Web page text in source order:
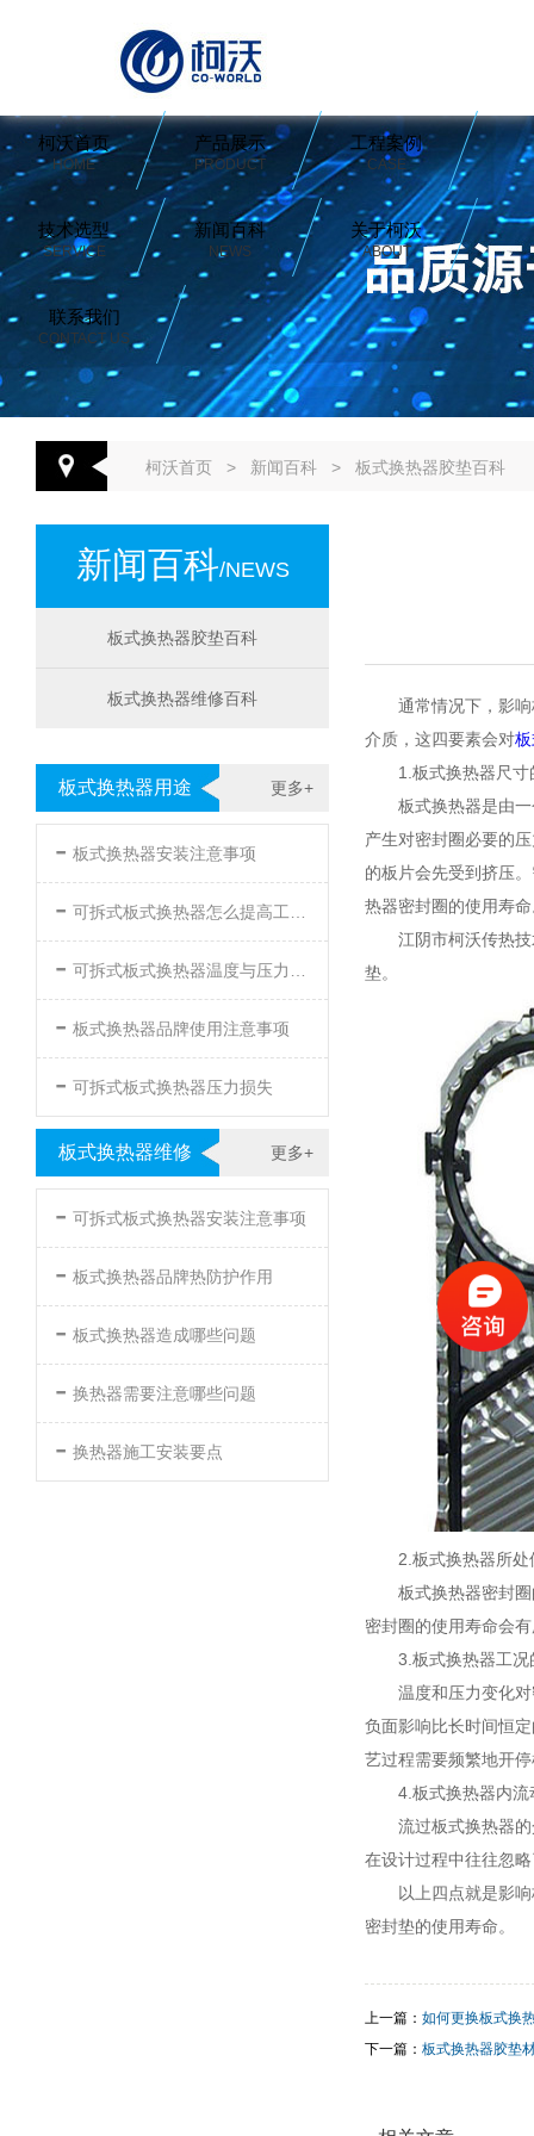
柯沃首页
HOME
产品展示
PRODUCT
工程案例
CASE
技术选型
SERVICE
新闻百科
NEWS
关于柯沃
ABOUT
联系我们
CONTACT US
柯沃首页 > 新闻百科 > 板式换热器胶垫百科
新闻百科/NEWS
板式换热器胶垫百科
板式换热器维修百科
更多+
板式换热器用途
- 板式换热器安装注意事项
- 可拆式板式换热器怎么提高工作效率
- 可拆式板式换热器温度与压力的要求
- 板式换热器品牌使用注意事项
- 可拆式板式换热器压力损失
更多+
板式换热器维修
- 可拆式板式换热器安装注意事项
- 板式换热器品牌热防护作用
- 板式换热器造成哪些问题
- 换热器需要注意哪些问题
- 换热器施工安装要点
通常情况下，影
介质，这四要素会对
1.板式换热器尺寸
板式换热器是由
产生对密封圈必要的
的板片会先受到挤压
热器密封圈的使用寿
江阴市柯沃传热
垫。
2.板式换热器所
板式换热器密封
密封圈的使用寿命会
3.板式换热器工况
温度和压力变化
负面影响比长时间恒
艺过程需要频繁地开
4.板式换热器内
流过板式换热器
在设计过程中往往忽
以上四点就是影
密封垫的使用寿命。
上一篇： 如何更换板式换
下一篇： 板式换热器胶垫